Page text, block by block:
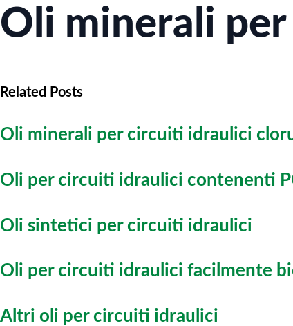
Oli minerali
Related Posts
Oli minerali per circuiti idraulici
Oli per circuiti idraulici contenenti
Oli sintetici per circuiti idraulici
Oli per circuiti idraulici facilmente
Altri oli per circuiti idraulici